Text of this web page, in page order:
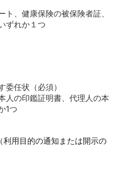
ト、健康保険の被保険者証、
ずれか１つ
委任状（必須）
人の印鑑証明書、代理人の本
1つ
利用目的の通知または開示の